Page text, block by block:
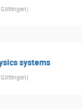
)
systems
)